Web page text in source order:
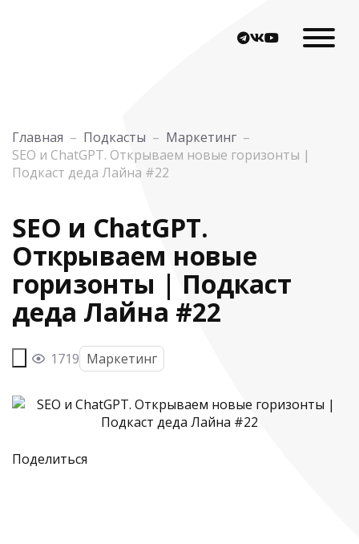
Главная – Подкасты – Маркетинг –
SEO и ChatGPT. Открываем новые горизонты |
Подкаст деда Лайна #22
SEO и ChatGPT.
Открываем новые
горизонты | Подкаст
деда Лайна #22
1719 Маркетинг
Поделиться